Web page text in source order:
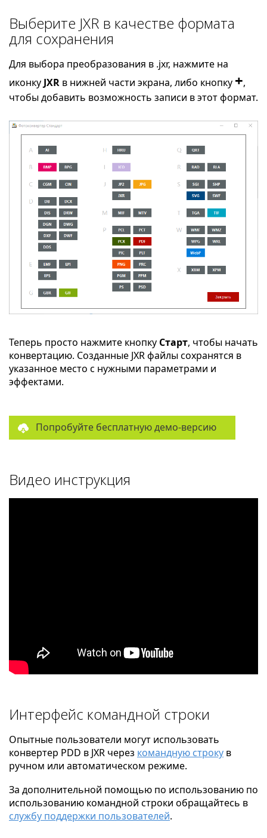
Выберите JXR в качестве формата
для сохранения
Для выбора преобразования в .jxr, нажмите на
иконку JXR в нижней части экрана, либо кнопку +,
чтобы добавить возможность записи в этот формат.
Теперь просто нажмите кнопку Старт, чтобы начать
конвертацию. Созданные JXR файлы сохранятся в
указанное место с нужными параметрами и
эффектами.
Попробуйте бесплатную демо-версию
Видео инструкция
Интерфейс командной строки
Опытные пользователи могут использовать
конвертер PDD в JXR через командную строку в
ручном или автоматическом режиме.
За дополнительной помощью по использованию по
использованию командной строки обращайтесь в
службу поддержки пользователей.